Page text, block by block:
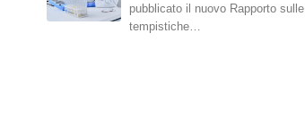
pubblicato il nuovo Rapporto sulle
tempistiche…